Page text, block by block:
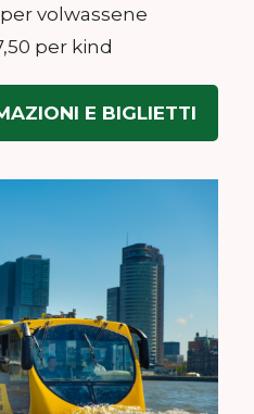
volwassene
per kind
E BIGLIETTI